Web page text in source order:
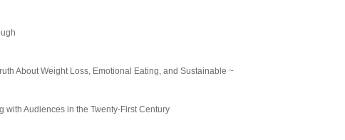
About Weight Loss, Emotional Eating, and Sustainable ~
with Audiences in the Twenty-First Century